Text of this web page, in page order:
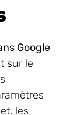
Google
sur le
les